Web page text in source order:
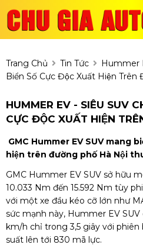
Trang Chủ Tin Tức
Hummer
Biển Số Cực Độc Xuất Hiện Trên
HUMMER EV - SIÊU SUV
CỰC ĐỘC XUẤT HIỆN
GMC Hummer EV SUV mang
hiện trên đường phố Hà Nội
GMC Hummer EV SUV sở hữu
10.033 Nm đến 15.592 Nm tùy
với một xe đầu kéo cỡ lớn như
sức mạnh này, Hummer EV
km/h chỉ trong 3,5 giây với phiên
suất lên tới 830 mã lực.